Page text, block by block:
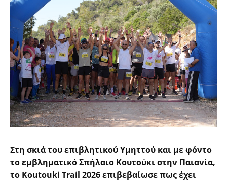
Στη σκιά του επιβλητικού Υμηττού και με φόντο
το εμβληματικό Σπήλαιο Κουτούκι στην Παιανία,
το Koutouki Trail 2026 επιβεβαίωσε πως έχει